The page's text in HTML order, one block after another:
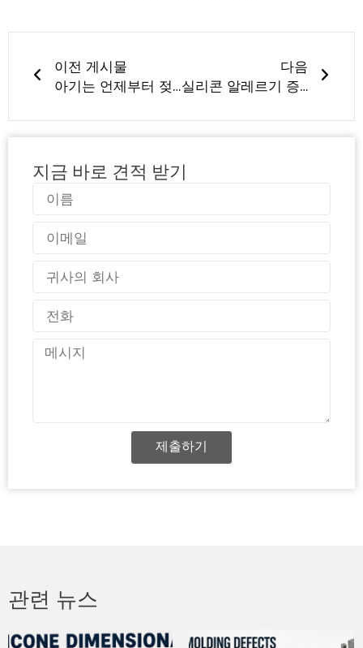
이전 게시물
아기는 언제부터 젖니 고리를 사용할 수 있나요? 부모를 위한 완벽한 가이드
다음
실리콘 알레르기 증상: 안전성에 대한 이해와 LYA 실리콘 제품이 다른 이유
지금 바로 견적 받기
제출하기
관련 뉴스